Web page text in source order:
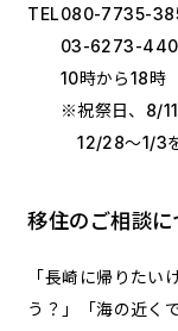
TEL080-7735-
03-6273-
10時から18時
※祝祭日、8/11
12/28～1/3を
移住のご相談に
「長崎に帰りたい
う？」「海の近く